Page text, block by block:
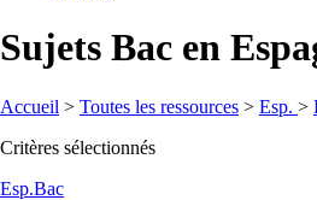
Sujets Bac en
Accueil > Toutes les ressources > Esp. >
Critères sélectionnés
Esp.Bac